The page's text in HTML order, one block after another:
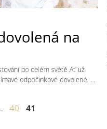
na
po celém světě Ať už
odpočinkové dovolené, …
Stránka
40 Stránka
41